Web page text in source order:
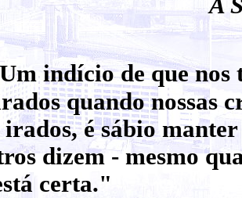
A
indício de que nos
quando nossas
é sábio
dizem - mesmo
certa."